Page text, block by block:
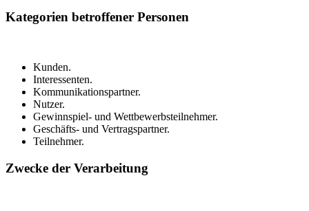
Kategorien betroffener Personen
Kunden.
Interessenten.
Kommunikationspartner.
Nutzer.
Gewinnspiel- und Wettbewerbsteilnehmer.
Geschäfts- und Vertragspartner.
Teilnehmer.
Zwecke der Verarbeitung